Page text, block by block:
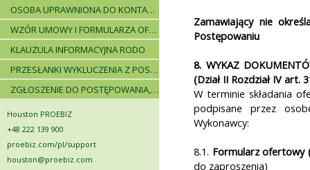
OSOBA UPRAWNIONA DO KONTAKTÓW
WZÓR UMOWY I FORMULARZA OFERTOWEGO
KLAUZULA INFORMACYJNA RODO
PRZESŁANKI WYKLUCZENIA Z POSTĘPOWANIA
ZGŁOSZENIE DO POSTĘPOWANIA, ZASADY I INSTRUKCJE
Houston PROEBIZ
+48 222 139 900
proebiz.com/pl/support
houston@proebiz.com
Zamawiający nie
Postępowaniu
8. WYKAZ
(Dział II Rozdział IV art.
W terminie składania
podpisane przez
Wykonawcy:
8.1. Formularz ofertowy
do zaproszenia)